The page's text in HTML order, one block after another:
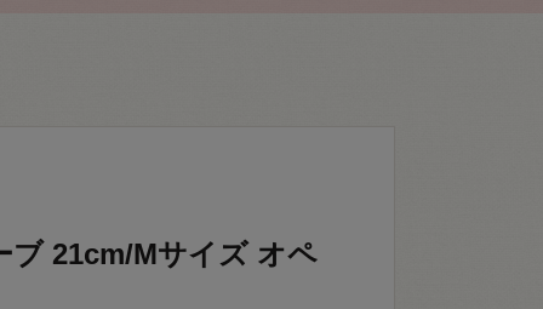
ブ 21cm/Mサイズ オペ